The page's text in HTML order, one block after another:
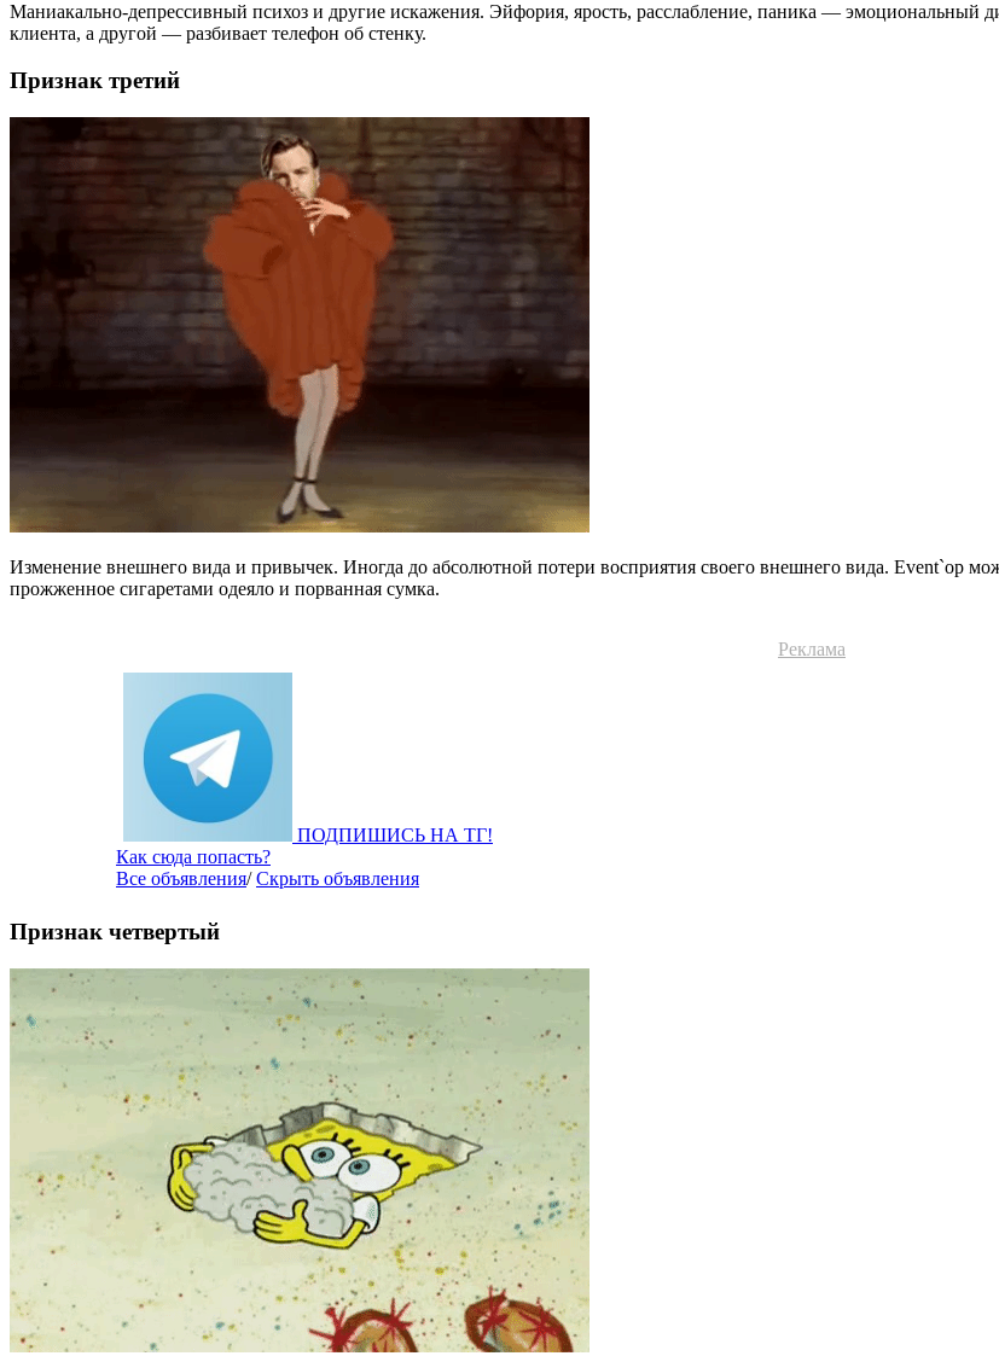
Маниакально-депрессивный психоз и другие искажения. Эйфория, ярость, расслабление, паника — эмоциональный
клиента, а другой — разбивает телефон об стенку.
Признак третий
Изменение внешнего вида и привычек. Иногда до абсолютной потери восприятия своего внешнего вида. Event`ор
прожженное сигаретами одеяло и порванная сумка.
Реклама
ПОДПИШИСЬ НА ТГ!
Как сюда попасть?
Все объявления/Скрыть объявления
Признак четвертый